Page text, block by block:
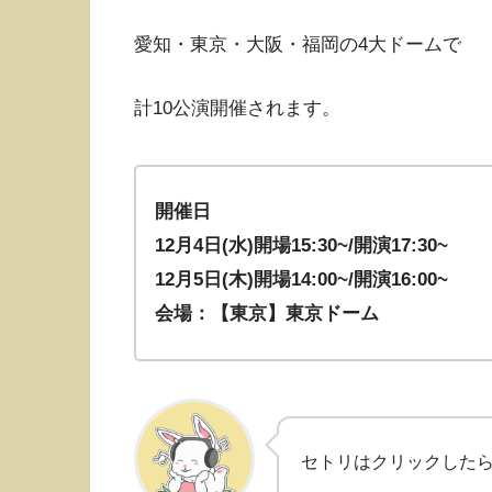
愛知・東京・大阪・福岡の4大ドームで
計10公演開催されます。
開催日
12月4日(水)開場15:30~/開演17:30~
12月5日(木)開場14:00~/開演16:00~
会場：【東京】東京ドーム
セトリはクリックした